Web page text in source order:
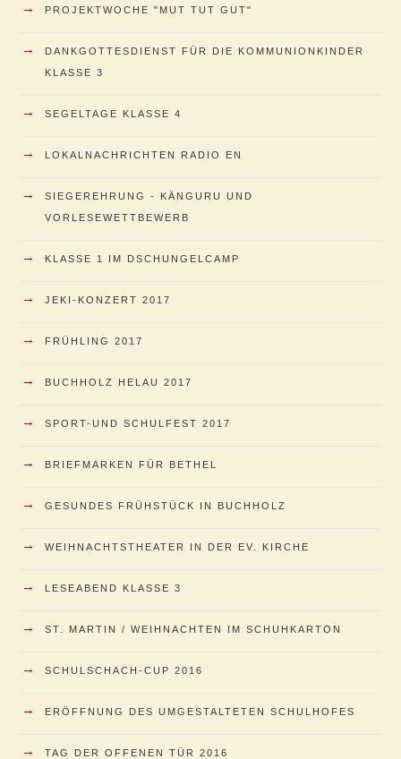
→ PROJEKTWOCHE "MUT TUT GUT"
→
DANKGOTTESDIENST FÜR DIE KOMMUNIONKINDER
KLASSE 3
→ SEGELTAGE KLASSE 4
→ LOKALNACHRICHTEN RADIO EN
→
SIEGEREHRUNG - KÄNGURU UND
VORLESEWETTBEWERB
→ KLASSE 1 IM DSCHUNGELCAMP
→ JEKI-KONZERT 2017
→ FRÜHLING 2017
→ BUCHHOLZ HELAU 2017
→ SPORT-UND SCHULFEST 2017
→ BRIEFMARKEN FÜR BETHEL
→ GESUNDES FRÜHSTÜCK IN BUCHHOLZ
→ WEIHNACHTSTHEATER IN DER EV. KIRCHE
→ LESEABEND KLASSE 3
→ ST. MARTIN / WEIHNACHTEN IM SCHUHKARTON
→ SCHULSCHACH-CUP 2016
→ ERÖFFNUNG DES UMGESTALTETEN SCHULHOFES
→ TAG DER OFFENEN TÜR 2016